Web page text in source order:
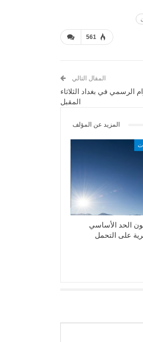
561
المقال التالي
الرسمي في بغداد الثلاثاء
المقبل
المزيد عن المؤلف
الحد الأساسي
على التحمل